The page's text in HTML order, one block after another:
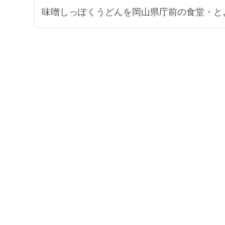
味噌しっぽくうどんを岡山県庁前の食堂・